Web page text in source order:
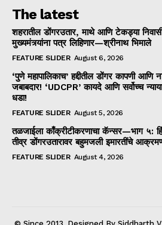
The latest
शहरातील डोंगरउतार, माथे आणि टेकड्या
मुख्यमंत्र्यांना पत्र लिहिणार—श्रीनाथ भिमाले
FEATURE SLIDER August 6, 2026
‘पुणे महापालिकाच’ हद्दीतील डोंगर कापणी आणि
जबाबदार! ‘UDCPR’ कायदे आणि सर्वोच्च
धडा!
FEATURE SLIDER August 5, 2026
तळजाईला काँक्रीटीकरणाचा कॅन्सर—भाग ५:
तीव्र डोंगरउतारावर बहुमजली इमारतींचे
FEATURE SLIDER August 4, 2026